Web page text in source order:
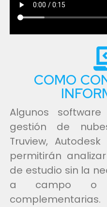
COMO
Algunos
gestión de
Truview,
permitirán
de estudio sin la
a campo o
complementarias.